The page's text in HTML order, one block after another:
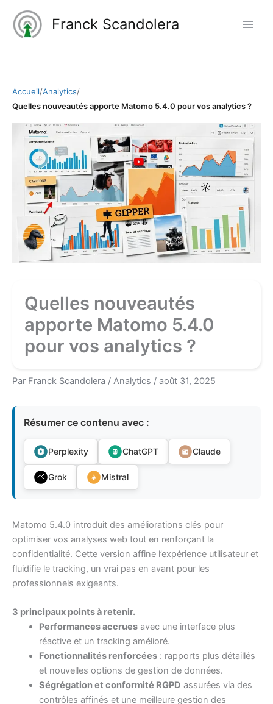
contenu
Franck Scandolera
Accueil/Analytics/
Quelles nouveautés apporte Matomo 5.4.0 pour vos analytics ?
Quelles nouveautés
apporte Matomo 5.4.0
pour vos analytics ?
Par Franck Scandolera / Analytics / août 31, 2025
Résumer ce contenu avec :
Perplexity ChatGPT Claude
Grok Mistral
Matomo 5.4.0 introduit des améliorations clés pour
optimiser vos analyses web tout en renforçant la
confidentialité. Cette version affine l’expérience utilisateur et
fluidifie le tracking, un vrai pas en avant pour les
professionnels exigeants.
3 principaux points à retenir.
Performances accruesavec une interface plus
réactive et un tracking amélioré.
Fonctionnalités renforcées: rapports plus détaillés
et nouvelles options de gestion de données.
Ségrégation et conformité RGPD assurées via des
contrôles affinés et une meilleure gestion des